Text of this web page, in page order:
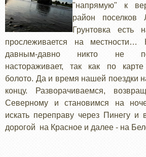
"напрямую" к
район
Грунтовка есть
прослеживается на
давным-давно никто не
настораживает, так как по
болото. Да и время нашей поездки
концу. Разворачиваемся,
Северному и становимся на
искать переправу через Пинегу и
дорогой на Красное и далее - на